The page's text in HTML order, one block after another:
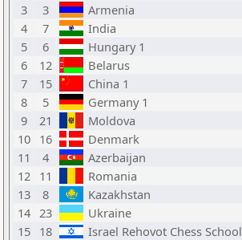
3
3 Armenia
4
7 India
5
6 Hungary 1
6
12 Belarus
7
15 China 1
8
5 Germany 1
9
21 Moldova
10 16 Denmark
11
4 Azerbaijan
12 11 Romania
13
8 Kazakhstan
14 23 Ukraine
15 18 Israel Rehovot Chess School